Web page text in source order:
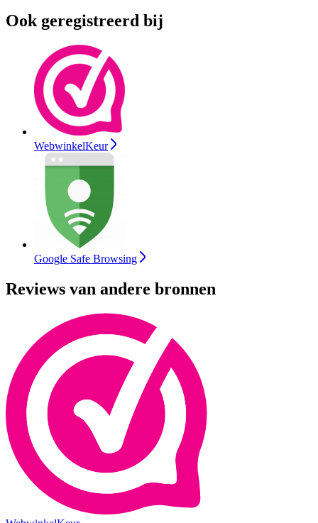
Ook geregistreerd bij
WebwinkelKeur
Google Safe Browsing
Reviews van andere bronnen